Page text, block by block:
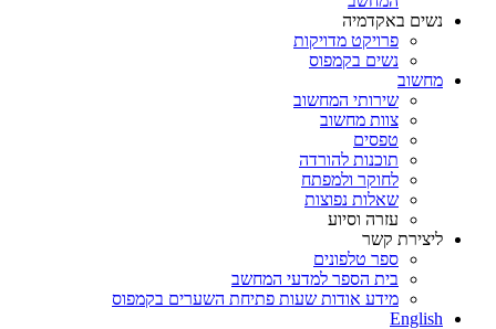
נשים באקדמיה
פרויקט מדויקות
נשים בקמפוס
מחשוב
שירותי המחשוב
צוות מחשוב
טפסים
תוכנות להורדה
לחוקר ולמפתח
שאלות נפוצות
עזרה וסיוע
ליצירת קשר
ספר טלפונים
בית הספר למדעי המחשב
מידע אודות שעות פתיחת השערים בקמפוס
English